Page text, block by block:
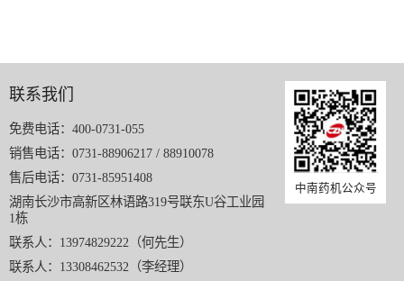
联系我们
免费电话：400-0731-055
销售电话：0731-88906217 / 88910078
售后电话：0731-85951408
湖南长沙市高新区林语路319号联东U谷工业园
1栋
联系人：13974829222（何先生）
联系人：13308462532（李经理）
中南药机公众号